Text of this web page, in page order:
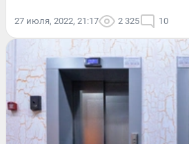
27 июля, 2022, 21:17 2 325 10